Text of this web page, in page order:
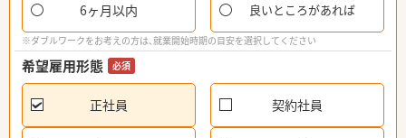
6ヶ月以内 良いところがあれば
※ダブルワークをお考えの方は、就業開始時期の目安を選択してください
希望雇用形態 必須
正社員 契約社員